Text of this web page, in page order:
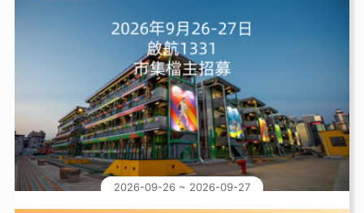
2026-09-26 ~ 2026-09-27